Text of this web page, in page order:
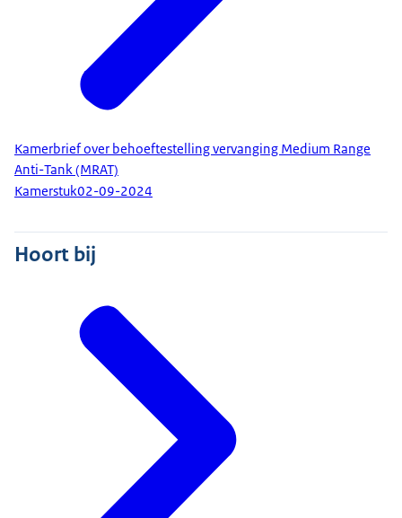
Kamerbrief over behoeftestelling vervanging Medium Range
Anti-Tank (MRAT)
Kamerstuk02-09-2024
Hoort bij